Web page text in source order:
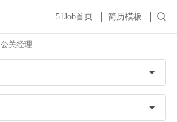
51Job首页 简历模板
公关经理